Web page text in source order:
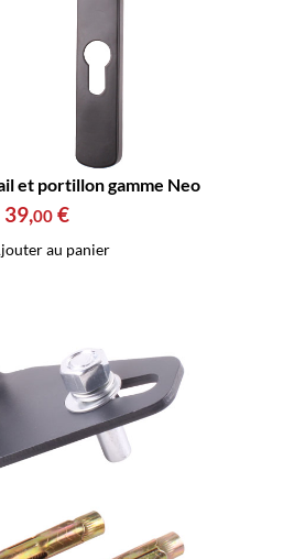
et portillon gamme Neo
39,00 €
au panier